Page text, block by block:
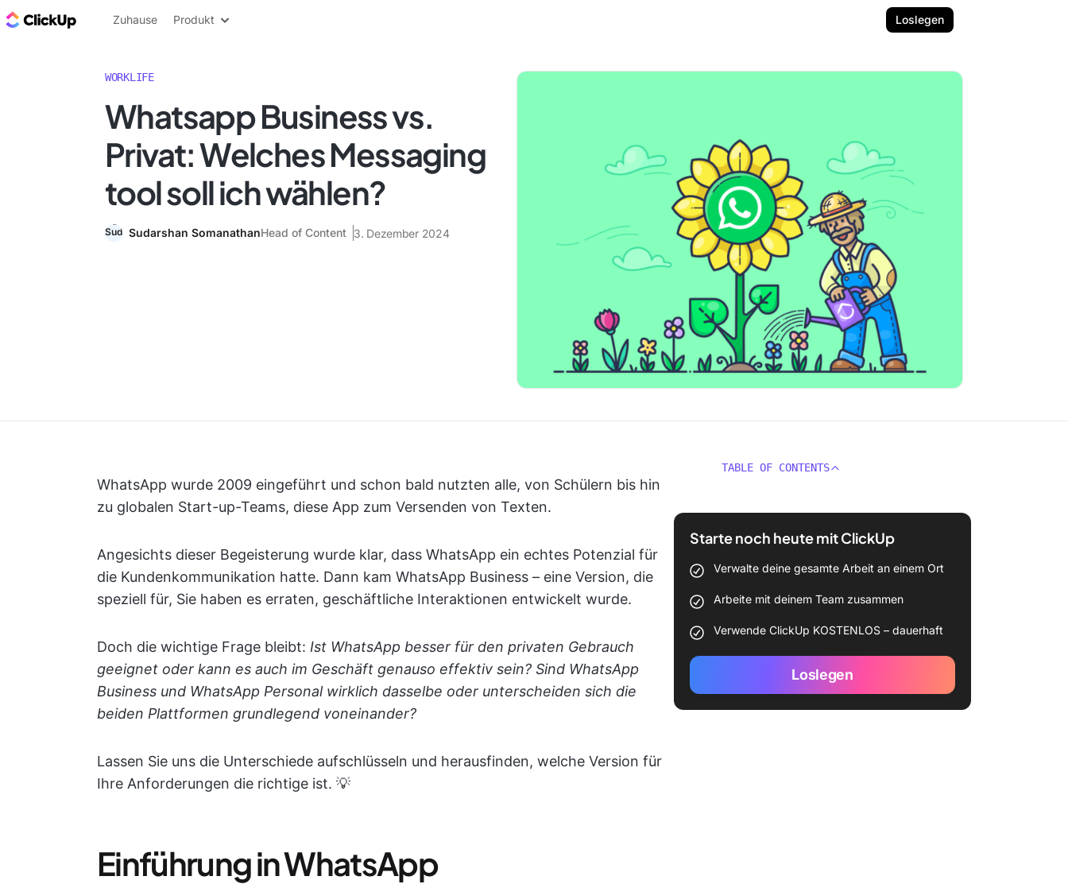
ClickUp Blog
Zuhause Produkt Loslegen
WORKLIFE
Whatsapp Business vs.
Privat: Welches Messaging
tool soll ich wählen?
Sudarshan SomanathanHead of Content 3. Dezember 2024
WhatsApp wurde 2009 eingeführt und schon bald nutzten alle, von Schülern bis hin
zu globalen Start-up-Teams, diese App zum Versenden von Texten.
Angesichts dieser Begeisterung wurde klar, dass WhatsApp ein echtes Potenzial für
die Kundenkommunikation hatte. Dann kam WhatsApp Business – eine Version, die
speziell für, Sie haben es erraten, geschäftliche Interaktionen entwickelt wurde.
Doch die wichtige Frage bleibt: Ist WhatsApp besser für den privaten Gebrauch
geeignet oder kann es auch im Geschäft genauso effektiv sein? Sind WhatsApp
Business und WhatsApp Personal wirklich dasselbe oder unterscheiden sich die
beiden Plattformen grundlegend voneinander?
Lassen Sie uns die Unterschiede aufschlüsseln und herausfinden, welche Version für
Ihre Anforderungen die richtige ist. 💡
Einführung in WhatsApp
TABLE OF CONTENTS
Starte noch heute mit ClickUp
Verwalte deine gesamte Arbeit an einem Ort
Arbeite mit deinem Team zusammen
Verwende ClickUp KOSTENLOS – dauerhaft
Loslegen